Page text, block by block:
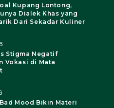
Kupang Lontong,
Dialek Khas yang
Dari Sekadar Kuliner
Stigma Negatif
Vokasi di Mata
Mood Bikin Materi